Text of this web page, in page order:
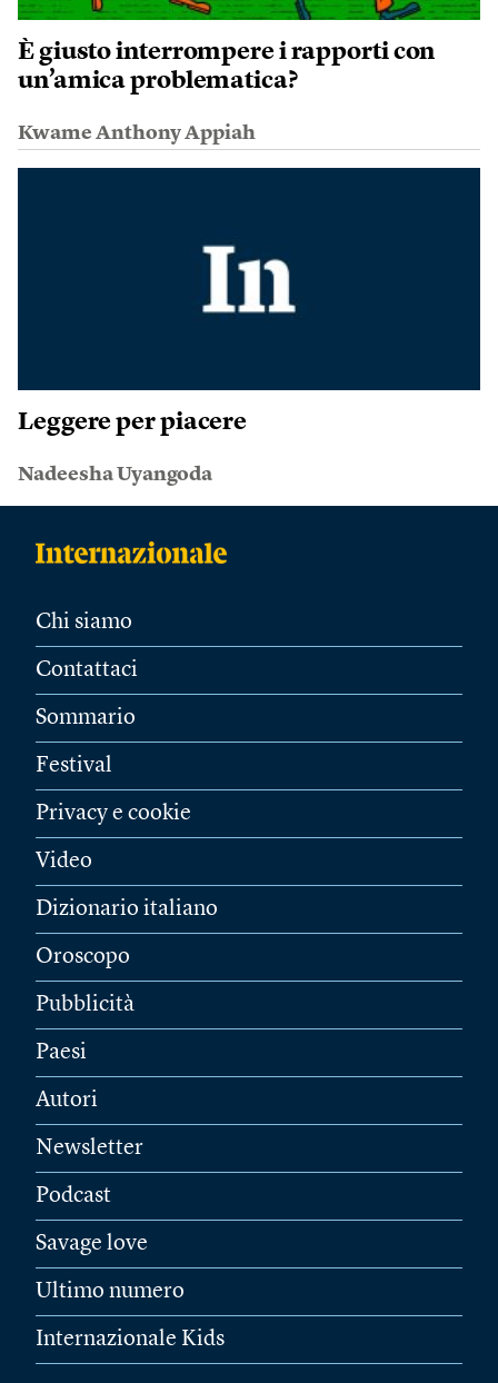
È giusto interrompere i rapporti con
un’amica problematica?
Kwame Anthony Appiah
Leggere per piacere
Nadeesha Uyangoda
Chi siamo
Contattaci
Sommario
Festival
Privacy e cookie
Video
Dizionario italiano
Oroscopo
Pubblicità
Paesi
Autori
Newsletter
Podcast
Savage love
Ultimo numero
Internazionale Kids